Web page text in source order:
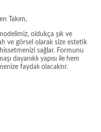
Takım,
oldukça şık ve
ve görsel olarak size estetik
sağlar. Formunu
dayanıklı yapısı ile hem
faydalı olacaktır.